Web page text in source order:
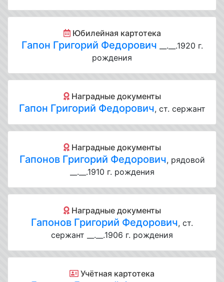
Юбилейная картотека
Гапон Григорий Федорович __.__.1920 г.
рождения
Наградные документы
Гапон Григорий Федорович, ст. сержант
Наградные документы
Гапонов Григорий Федорович, рядовой
__.__.1910 г. рождения
Наградные документы
Гапонов Григорий Федорович, ст.
сержант __.__.1906 г. рождения
Учётная картотека